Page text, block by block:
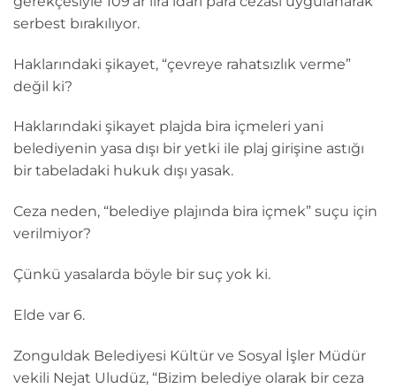
serbest bırakılıyor.
Haklarındaki şikayet, “çevreye rahatsızlık verme”
değil ki?
Haklarındaki şikayet plajda bira içmeleri yani
belediyenin yasa dışı bir yetki ile plaj girişine astığı
bir tabeladaki hukuk dışı yasak.
Ceza neden, “belediye plajında bira içmek” suçu için
verilmiyor?
Çünkü yasalarda böyle bir suç yok ki.
Elde var 6.
Zonguldak Belediyesi Kültür ve Sosyal İşler Müdür
vekili Nejat Uludüz, “Bizim belediye olarak bir ceza